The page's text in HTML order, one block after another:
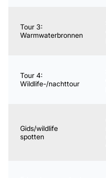
Tour 3:
Warmwaterbronnen
Tour 4:
Wildlife-/nachttour
Gids/wildlife
spotten